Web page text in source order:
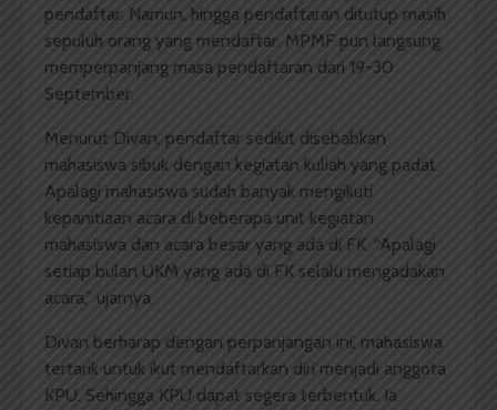
pendaftar. Namun, hingga pendaftaran ditutup masih
sepuluh orang yang mendaftar. MPMF pun langsung
memperpanjang masa pendaftaran dari 19-30
September.
Menurut Divan, pendaftar sedikit disebabkan
mahasiswa sibuk dengan kegiatan kuliah yang padat.
Apalagi mahasiswa sudah banyak mengikuti
kepanitiaan acara di beberapa unit kegiatan
mahasiswa dan acara besar yang ada di FK. “Apalagi
setiap bulan UKM yang ada di FK selalu mengadakan
acara,” ujarnya.
Divan berharap dengan perpanjangan ini, mahasiswa
tertarik untuk ikut mendaftarkan diri menjadi anggota
KPU. Sehingga KPU dapat segera terbentuk. Ia